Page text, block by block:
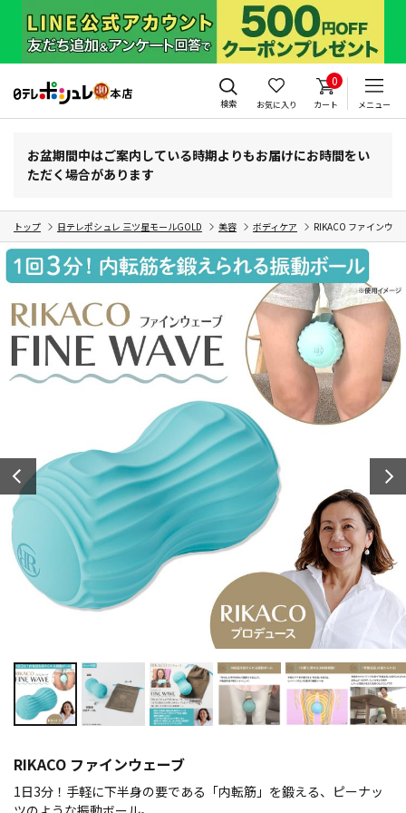
検索 お気に入り
0
カート メニュー
お盆期間中はご案内している時期よりもお届けにお時間をい
ただく場合があります
トップ 日テレポシュレ 三ツ星モールGOLD 美容 ボディケア RIKACO ファインウェ
RIKACO ファインウェーブ
1日3分！手軽に下半身の要である「内転筋」を鍛える、ピーナッ